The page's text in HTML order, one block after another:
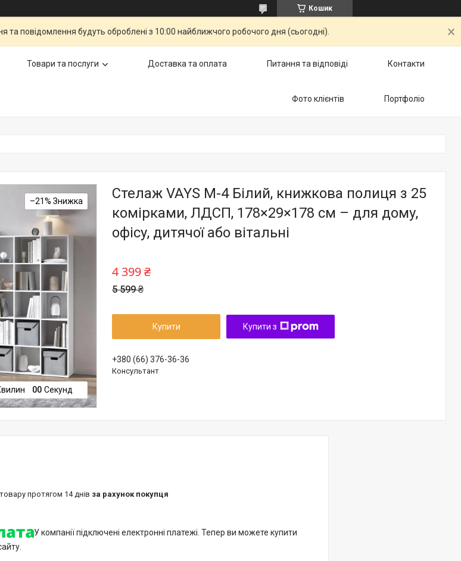
Кошик
та повідомлення будуть оброблені з 10:00 найближчого робочого дня (сьогодні).
Товари та послуги Доставка та оплата Питання та відповіді Контакти
Фото клієнтів Портфоліо
–21%
00 Секунд
Стелаж VAYS M-4 Білий, книжкова полиця з 25
комірками, ЛДСП, 178×29×178 см – для дому,
офісу, дитячої або вітальні
5 599 ₴
4 399 ₴
Купити Купити з
+380 (66) 376-36-36
Консультант
протягом 14 днів за рахунок покупця
У компанії підключені електронні платежі. Тепер ви можете купити